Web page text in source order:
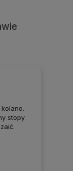
stopy